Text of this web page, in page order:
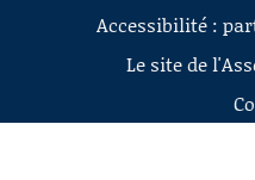
Accessibilité :
Le site de